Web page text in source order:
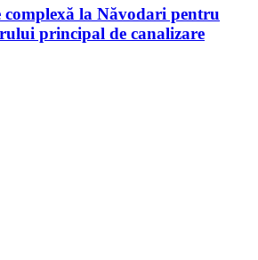
la Năvodari pentru
principal de canalizare